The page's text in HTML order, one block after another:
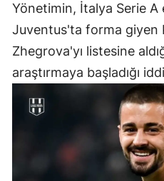
Yönetimin, İtalya Serie A
Juventus'ta forma giyen
Zhegrova'yı listesine
araştırmaya başladığı